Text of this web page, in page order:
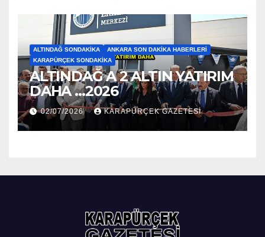
ALTINDAĞ SONDAKIKA
ANKARA SON DAKIKA HABERLERI
KARAPÜRÇEK SONDAKIKA
ALTINDAĞ A 2 ALTIN YATIRIM
DAHA …2026
02/07/2026 KARAPÜRÇEK GAZETESİ